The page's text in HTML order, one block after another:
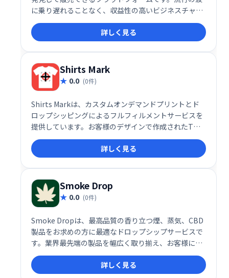
に乗り遅れることなく、収益性の高いビジネスチャン
スをつかむことができます。
詳しく見る
Shirts Mark
0.0 (0件)
Shirts Markは、カスタムオンデマンドプリントとド
ロップシッピングによるフルフィルメントサービスを
提供しています。お客様のデザインで作成されたTシ
ャツなどを、迅速かつ効率的に生産・配送いたしま
す。在庫管理の手間なく、オンデマンドで高品質な商
品をお届けします。ビジネス規模に関わらず、簡単に
オリジナルグッズ販売を始められます。
詳しく見る
Smoke Drop
0.0 (0件)
Smoke Dropは、最高品質の香り立つ煙、蒸気、CBD
製品をお求めの方に最適なドロップシップサービスで
す。業界最先端の製品を幅広く取り揃え、お客様に最
高の体験を提供します。
詳しく見る